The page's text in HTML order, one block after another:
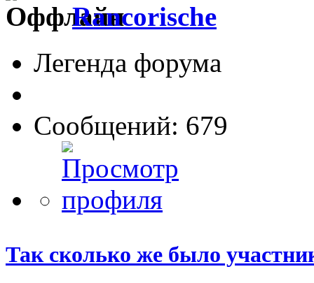
Rancorische
Легенда форума
Сообщений: 679
Так сколько же было